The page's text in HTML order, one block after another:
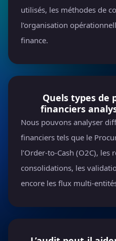
utilisés, les méthodes de
l’organisation
finance.
Quels types de
financiers
Nous pouvons analyser
financiers tels que le
l’Order-to-Cash (O2C), les
consolidations, les
encore les flux multi-